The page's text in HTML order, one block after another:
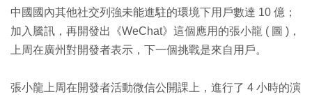
中國國內其他社交列強未能進駐的環境下用戶數達 10 億；
加入騰訊，再開發出《WeChat》這個應用的張小龍 ( 圖 )，
上周在廣州對開發者表示，下一個挑戰是來自用戶。
張小龍上周在開發者活動微信公開課上，進行了 4 小時的演